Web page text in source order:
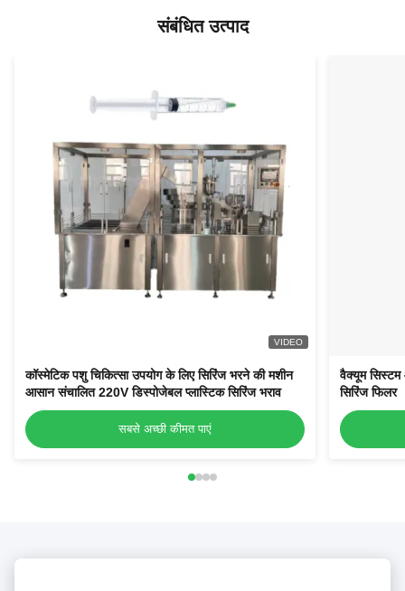
संबंधित उत्पाद
VIDEO
कॉस्मेटिक पशु चिकित्सा उपयोग के लिए सिरिंज भरने की मशीन
आसान संचालित 220V डिस्पोजेबल प्लास्टिक सिरिंज भराव
सबसे अच्छी कीमत पाएं
वैक्यूम सिस्टम
सिरिंज फिलर